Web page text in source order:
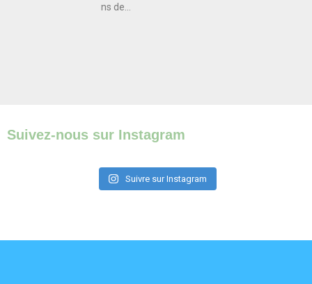
ns de...
Suivez-nous sur Instagram
Suivre sur Instagram